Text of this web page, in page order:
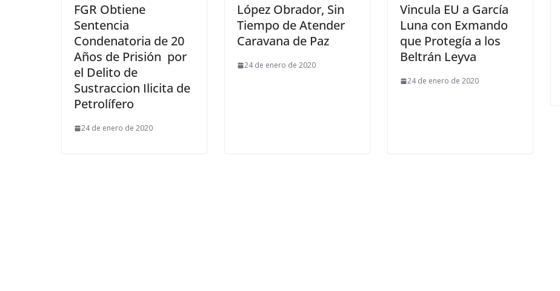
FGR Obtiene
Sentencia
Condenatoria de 20
Años de Prisión por
el Delito de
Sustraccion Ilicita de
Petrolífero
24 de enero de 2020
López Obrador, Sin
Tiempo de Atender
Caravana de Paz
24 de enero de 2020
Vincula EU a García
Luna con Exmando
que Protegía a los
Beltrán Leyva
24 de enero de 2020